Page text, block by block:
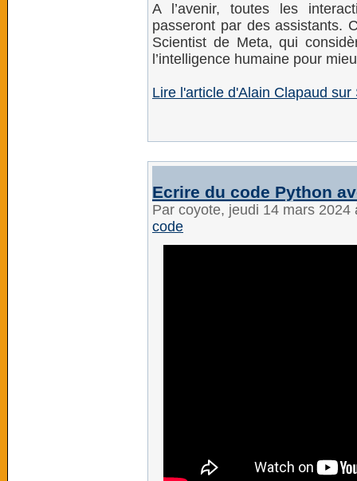
A l’avenir, toutes les
passeront par des assistants.
Scientist de Meta, qui
l’intelligence humaine pour
Lire l'article d'Alain Clapaud sur
Ecrire du code Python
Par coyote, jeudi 14 mars
code